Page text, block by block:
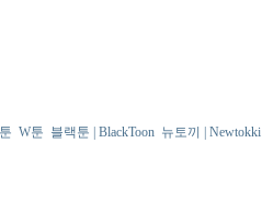
W툰 블랙툰 | BlackToon 뉴토끼 | Newtokki